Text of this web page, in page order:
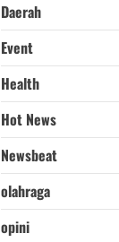
Daerah
Event
Health
Hot News
Newsbeat
olahraga
opini